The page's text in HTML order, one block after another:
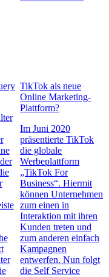
TikTok als neue
Online Marketing-
Plattform?
Im Juni 2020
präsentierte TikTok
die globale
Werbeplattform
„TikTok For
Business“. Hiermit
können Unternehmen
zum einen in
Interaktion mit ihren
Kunden treten und
zum anderen einfach
Kampagnen
entwerfen. Nun folgt
die Self Service